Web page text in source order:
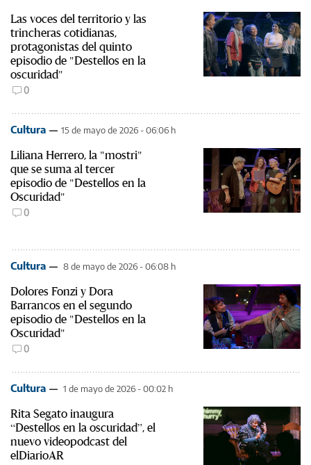
Las voces del territorio y las
trincheras cotidianas,
protagonistas del quinto
episodio de "Destellos en la
oscuridad"
0
Cultura 15 de mayo de 2026 - 06:06 h
Liliana Herrero, la "mostri"
que se suma al tercer
episodio de "Destellos en la
Oscuridad"
0
Cultura 8 de mayo de 2026 - 06:08 h
Dolores Fonzi y Dora
Barrancos en el segundo
episodio de "Destellos en la
Oscuridad"
0
Cultura 1 de mayo de 2026 - 00:02 h
Rita Segato inaugura
“Destellos en la oscuridad”, el
nuevo videopodcast del
elDiarioAR